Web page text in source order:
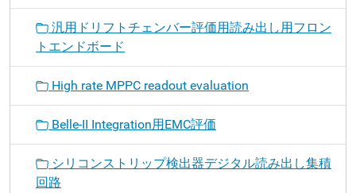
汎用ドリフトチェンバー評価用読み出し用フロン
トエンドボード
High rate MPPC readout evaluation
Belle-II Integration用EMC評価
シリコンストリップ検出器デジタル読み出し集積
回路